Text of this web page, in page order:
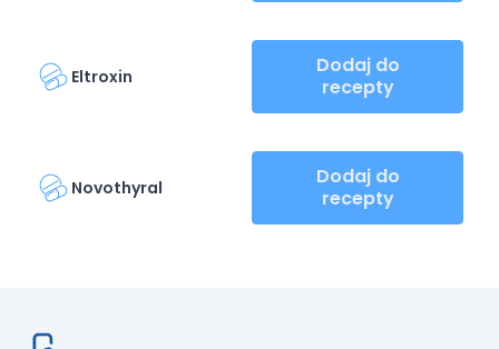
Eltroxin
Dodaj do
recepty
Novothyral
Dodaj do
recepty